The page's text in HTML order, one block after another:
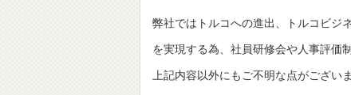
弊社ではトルコへの進出、トルコビジ
を実現する為、社員研修会や人事評価
上記内容以外にもご不明な点がござい